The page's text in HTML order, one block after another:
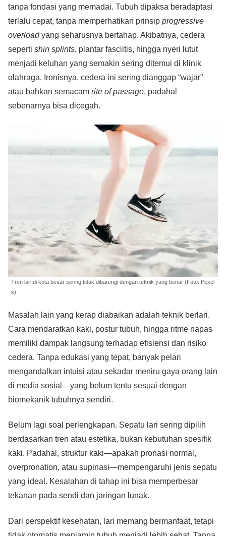
tanpa fondasi yang memadai. Tubuh dipaksa beradaptasi
terlalu cepat, tanpa memperhatikan prinsip progressive
overloadyang seharusnya bertahap. Akibatnya, cedera
seperti shin splints, plantar fasciitis, hingga nyeri lutut
menjadi keluhan yang semakin sering ditemui di klinik
olahraga. Ironisnya, cedera ini sering dianggap “wajar”
atau bahkan semacam rite of passage, padahal
sebenarnya bisa dicegah.
Tren lari di kota besar sering tidak dibarengi dengan teknik yang benar (Foto: Pexel
s)
Masalah lain yang kerap diabaikan adalah teknik berlari.
Cara mendaratkan kaki, postur tubuh, hingga ritme napas
memiliki dampak langsung terhadap efisiensi dan risiko
cedera. Tanpa edukasi yang tepat, banyak pelari
mengandalkan intuisi atau sekadar meniru gaya orang lain
di media sosial—yang belum tentu sesuai dengan
biomekanik tubuhnya sendiri.
Belum lagi soal perlengkapan. Sepatu lari sering dipilih
berdasarkan tren atau estetika, bukan kebutuhan spesifik
kaki. Padahal, struktur kaki—apakah pronasi normal,
overpronation, atau supinasi—mempengaruhi jenis sepatu
yang ideal. Kesalahan di tahap ini bisa memperbesar
tekanan pada sendi dan jaringan lunak.
Dari perspektif kesehatan, lari memang bermanfaat, tetapi